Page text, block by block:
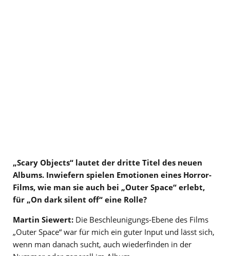
„Scary Objects“ lautet der dritte Titel des neuen
Albums. Inwiefern spielen Emotionen eines Horror-
Films, wie man sie auch bei „Outer Space“ erlebt,
für „On dark silent off“ eine Rolle?
Martin Siewert: Die Beschleunigungs-Ebene des Films
„Outer Space“ war für mich ein guter Input und lässt sich,
wenn man danach sucht, auch wiederfinden in der